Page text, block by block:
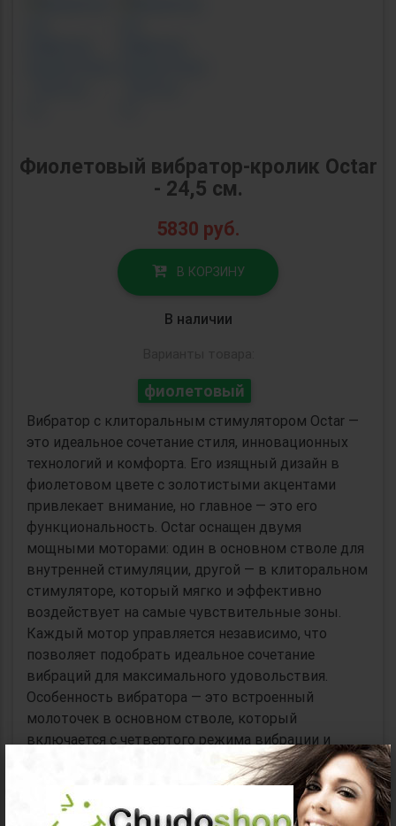
×
Фиолетовый вибратор-кролик Octar
- 24,5 см.
5830 руб.
В КОРЗИНУ
В наличии
фиолетовый
Вибратор с клиторальным стимулятором Octar —
это идеальное сочетание стиля, инновационных
технологий и комфорта. Его изящный дизайн в
фиолетовом цвете с золотистыми акцентами
привлекает внимание, но главное — это его
функциональность. Octar оснащен двумя
мощными моторами: один в основном стволе для
внутренней стимуляции, другой — в клиторальном
стимуляторе, который мягко и эффективно
воздействует на самые чувствительные зоны.
Каждый мотор управляется независимо, что
позволяет подобрать идеальное сочетание
вибраций для максимального удовольствия.
Особенность вибратора — это встроенный
молоточек в основном стволе, который
включается с четвертого режима вибрации и
точно воздействует на точку G, пробуждая самые
яркие ощущения. Молоточек — это не просто
вибрация, это динамическое постукивание,